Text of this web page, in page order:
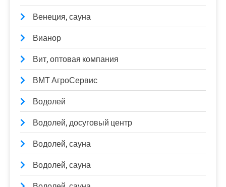
Венеция, сауна
Вианор
Вит, оптовая компания
ВМТ АгроСервис
Водолей
Водолей, досуговый центр
Водолей, сауна
Водолей, сауна